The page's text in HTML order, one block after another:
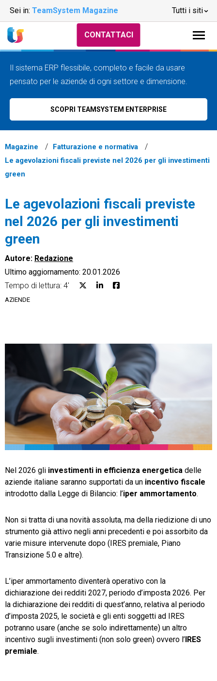
Sei in: TeamSystem Magazine Tutti i siti
Ecommerce
Financial Solutions
HR
Trust Services
TeamSystem Corporate
CONTATTACI
Il sistema ERP flessibile, completo e facile da usare
pensato per le aziende di ogni settore e dimensione.
SCOPRI TEAMSYSTEM ENTERPRISE
Magazine
Fatturazione e normativa
Le agevolazioni fiscali previste nel 2026 per gli investimenti
green
Le agevolazioni fiscali previste
nel 2026 per gli investimenti
green
Autore: Redazione
Ultimo aggiornamento: 20.01.2026
Tempo di lettura: 4'
AZIENDE
Nel 2026 gli investimenti in efficienza energetica delle
aziende italiane saranno supportati da un incentivo fiscale
introdotto dalla Legge di Bilancio: l’iper ammortamento.
Non si tratta di una novità assoluta, ma della riedizione di uno
strumento già attivo negli anni precedenti e poi assorbito da
varie misure intervenute dopo (IRES premiale, Piano
Transizione 5.0 e altre).
L’iper ammortamento diventerà operativo con la
dichiarazione dei redditi 2027, periodo d’imposta 2026. Per
la dichiarazione dei redditi di quest’anno, relativa al periodo
d’imposta 2025, le società e gli enti soggetti ad IRES
potranno usare (anche se solo indirettamente) un altro
incentivo sugli investimenti (non solo green) ovvero l’ IRES
premiale.